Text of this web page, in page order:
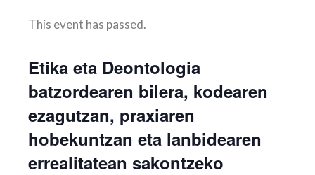
This event has passed.
Etika eta Deontologia
batzordearen bilera, kodearen
ezagutzan, praxiaren
hobekuntzan eta lanbidearen
errealitatean sakontzeko